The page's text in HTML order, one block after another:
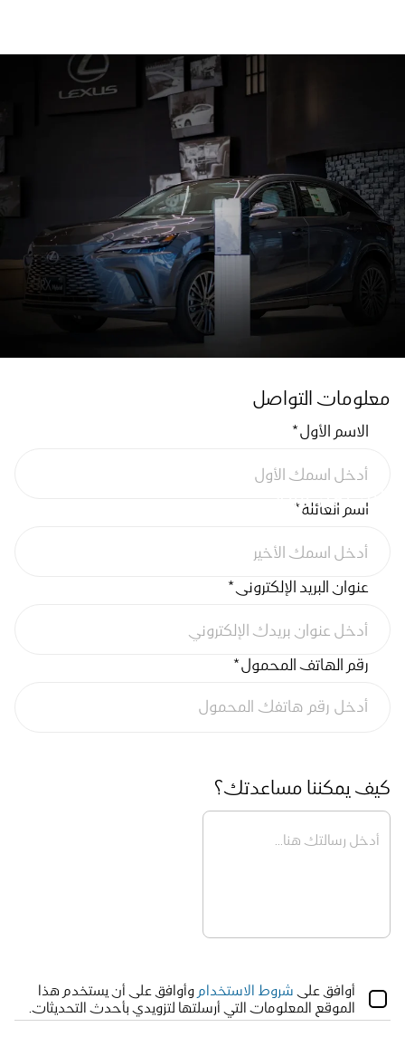
الاستفسارات
معلومات التواصل ​
الاسم الأول*
اسم العائلة*
عنوان البريد الإلكتروني*
رقم الهاتف المحمول*
كيف يمكننا مساعدتك؟
أوافق على شروط الاستخدام
الموقع المعلومات التي أرسلتها لتزويدي بأحدث التحديثات.